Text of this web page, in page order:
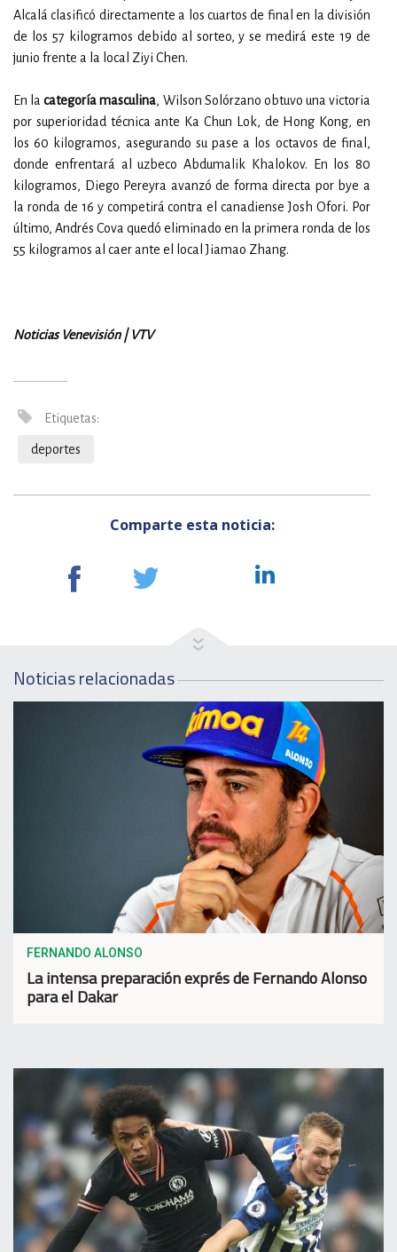
Alcalá clasificó directamente a los cuartos de final en la división
de los 57 kilogramos debido al sorteo, y se medirá este 19 de
junio frente a la local Ziyi Chen.
En lacategoría masculina, Wilson Solórzano obtuvo una victoria
por superioridad técnica ante Ka Chun Lok, de Hong Kong, en
los 60 kilogramos, asegurando su pase a los octavos de final,
donde enfrentará al uzbeco Abdumalik Khalokov. En los 80
kilogramos, Diego Pereyra avanzó de forma directa por bye a
la ronda de 16 y competirá contra el canadiense Josh Ofori. Por
último, Andrés Cova quedó eliminado en la primera ronda de los
55 kilogramos al caer ante el local Jiamao Zhang.
Noticias Venevisión | VTV
Etiquetas:
deportes
Comparte esta noticia:
Noticias relacionadas
FERNANDO ALONSO
La intensa preparación exprés de Fernando Alonso
para el Dakar